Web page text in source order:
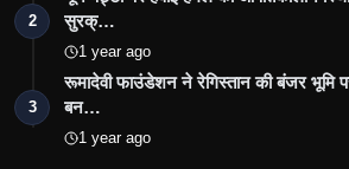
2
सुरक्…
1 year ago
3
रूमादेवी फाउंडेशन ने रेगिस्तान की बंजर
बन…
1 year ago